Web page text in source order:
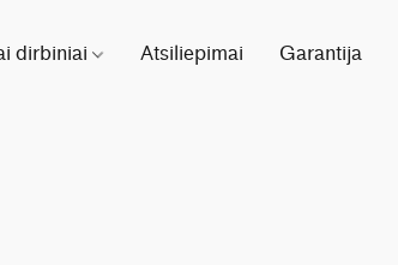
dirbiniai Atsiliepimai Garantija